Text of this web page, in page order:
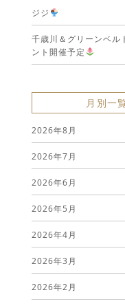
ジジ
千歳川＆グリーンベル
ント開催予定
月別一
2026年8月
2026年7月
2026年6月
2026年5月
2026年4月
2026年3月
2026年2月